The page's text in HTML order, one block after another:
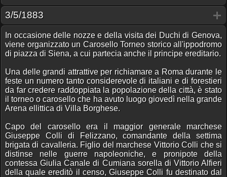
3/5/1883
In occasione delle nozze e della visita dei Duchi di Genova,
viene organizzato un Carosello Torneo storico all'ippodromo
di piazza di Siena, a cui partecia anche il principe ereditario.
Una delle grandi attrattive per richiamare a Roma durante le
feste un numero tanto considerevole di italiani e di forestieri
da far credere raddoppiata la popolazione della città, è stato
il torneo o carosello che ha avuto luogo giovedì nella grande
Arena ellittica di Villa Borghese.
Capo del carosello era il maggior generale marchese
Giuseppe Colli di Felizzano, comandante della settima
brigata di cavalleria. Figlio del marchese Vittorio Colli che si
distinse nelle guerre napoleoniche, e pronipote della
contessa Giulia Canale di Cumiana sorella di Vittorio Alfieri
della quale ereditò il censo, Giuseppe Colli fu destinato dal